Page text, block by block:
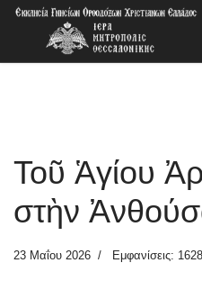
Τοῦ Ἁγίου
στὴν
23 Μαΐου 2026 Εμφανίσεις: 1628